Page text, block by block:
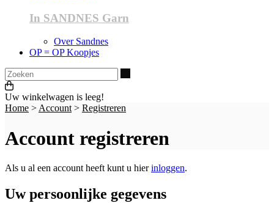
In SANDNES Garn
Over Sandnes
OP = OP Koopjes
Uw winkelwagen is leeg!
Home > Account > Registreren
Account registreren
Als u al een account heeft kunt u hierinloggen.
Uw persoonlijke gegevens